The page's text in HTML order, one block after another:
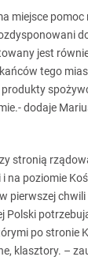
miejsce
jest
tego
dodaje
stronią
poziomie
pierwszej
Polski
po stronie
klasztory. –